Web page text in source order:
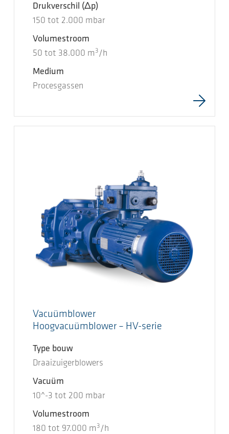
Drukverschil (Δp)
150 tot 2.000 mbar
Volumestroom
50 tot 38.000 m 3 /h
Medium
Procesgassen
Vacuümblower
Hoogvacuümblower – HV-serie
Type bouw
Draaizuigerblowers
Vacuüm
10^-3 tot 200 mbar
Volumestroom
180 tot 97.000 m 3 /h